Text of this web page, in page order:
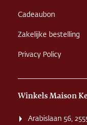
Cadeaubon
Zakelijke bestelling
Privacy Policy
Winkels Maison
Arabislaan 56,